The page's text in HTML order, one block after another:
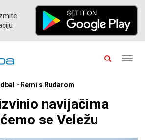
- Remi s Rudarom
navijačima
se Veležu